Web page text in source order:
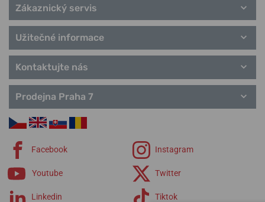
Zákaznický servis
Užitečné informace
Kontaktujte nás
Prodejna Praha 7
Facebook Instagram
Youtube Twitter
Linkedin Tiktok